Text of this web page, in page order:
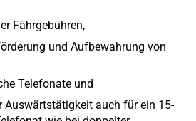
Fährgebühren,
und Aufbewahrung von
Telefonate und
Auswärtstätigkeit auch für ein 15-